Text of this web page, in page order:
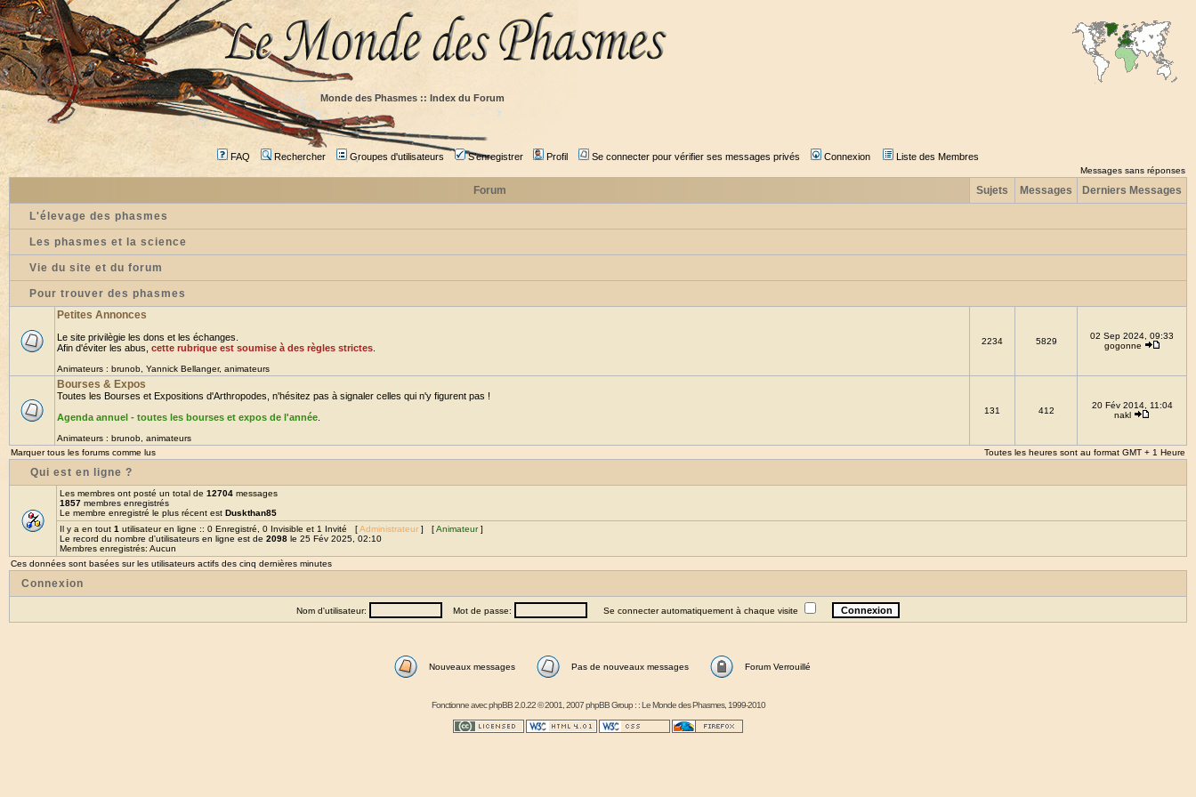
Monde des Phasmes :: Index du Forum
FAQ Rechercher Groupes d'utilisateurs S'enregistrer Profil Se connecter pour vérifier ses messages privés Connexion Liste des Membres
Messages sans réponses
Forum Sujets Messages Derniers Messages
L'élevage des phasmes
Les phasmes et la science
Vie du site et du forum
Pour trouver des phasmes
Petites Annonces
Le site privilègie les dons et les échanges.
Afin d'éviter les abus, cette rubrique est soumise à des règles strictes
Animateurs : brunob Yannick Bellanger, animateurs
2234 5829
02 Sep 2024, 09:33
gogonne
Bourses & Expos
Toutes les Bourses et Expositions d'Arthropodes, n'hésitez pas à signaler celles qui n'y figurent pas !
Agenda annuel - toutes les bourses et expos de l'année
Animateurs : brunob animateurs
131 412
20 Fév 2014, 11:04
nakl
Marquer tous les forums comme lus Toutes les heures sont au format GMT + 1 Heure
Qui est en ligne ?
Les membres ont posté un total de 12704 messages
1857 membres enregistrés
Le membre enregistré le plus récent est Duskthan85
Il y a en tout 1 utilisateur en ligne :: 0 Enregistré, 0 Invisible et 1 Invité [Administrateur ] [Animateur]
Le record du nombre d'utilisateurs en ligne est de 2098 le 25 Fév 2025, 02:10
Membres enregistrés: Aucun
Ces données sont basées sur les utilisateurs actifs des cinq dernières minutes
Connexion
Nom d'utilisateur: Mot de passe: Se connecter automatiquement à chaque visite
Nouveaux messages Pas de nouveaux messages Forum Verrouillé
Fonctionne avecphpBB2.0.22 © 2001, 2007 phpBB Group : :Le Monde des Phasmes, 1999-2010